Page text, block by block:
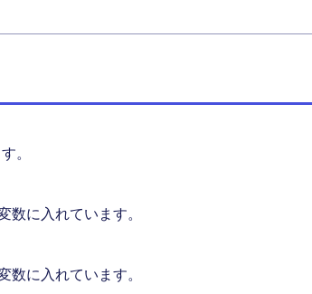
。
数に入れています。
数に入れています。